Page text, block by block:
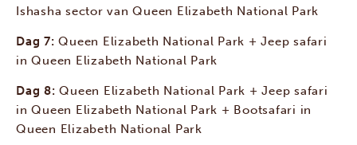
Ishasha sector van Queen Elizabeth National Park
Dag 7:Queen Elizabeth National Park + Jeep safari
in Queen Elizabeth National Park
Dag 8:Queen Elizabeth National Park + Jeep safari
in Queen Elizabeth National Park + Bootsafari in
Queen Elizabeth National Park